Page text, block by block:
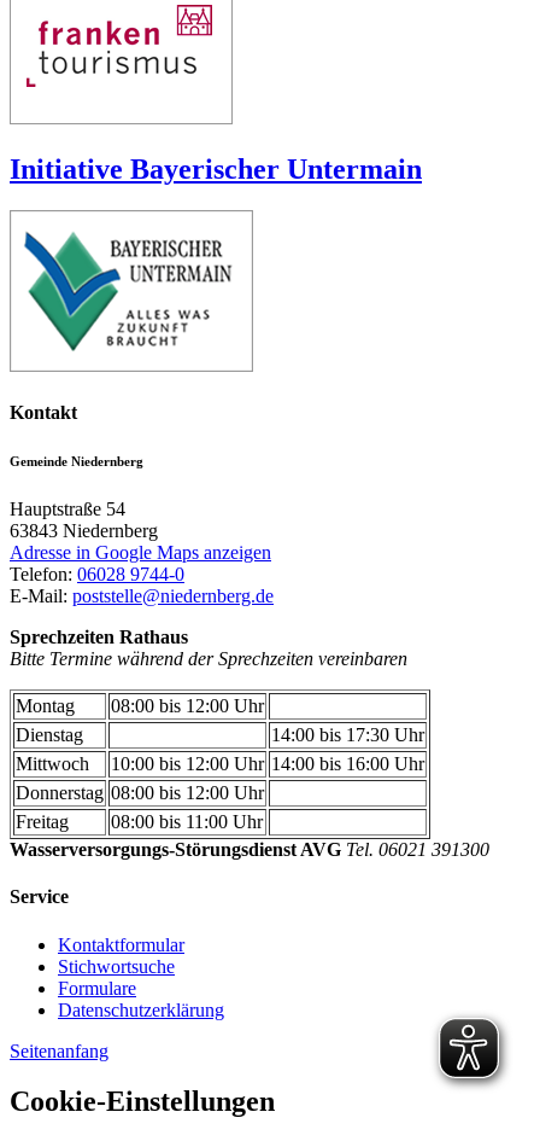
Initiative Bayerischer Untermain
Kontakt
Gemeinde Niedernberg
Hauptstraße 54
63843 Niedernberg
Adresse in Google Maps anzeigen
Telefon: 06028 9744-0
E-Mail: poststelle@niedernberg.de
Sprechzeiten Rathaus
Bitte Termine während der Sprechzeiten vereinbaren
Montag
08:00 bis 12:00 Uhr
Dienstag
14:00 bis 17:30 Uhr
Mittwoch
10:00 bis 12:00 Uhr 14:00 bis 16:00 Uhr
Donnerstag 08:00 bis 12:00 Uhr
Freitag
08:00 bis 11:00 Uhr
Wasserversorgungs-Störungsdienst AVG Tel. 06021 391300
Service
Kontaktformular
Stichwortsuche
Formulare
Datenschutzerklärung
Seitenanfang
Cookie-Einstellungen